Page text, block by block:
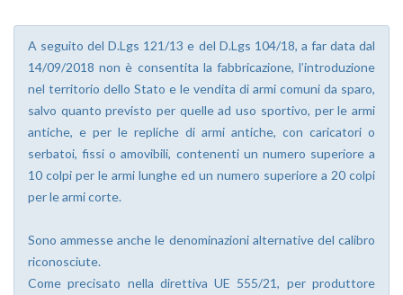
A seguito del D.Lgs 121/13 e del D.Lgs 104/18, a far data dal
14/09/2018 non è consentita la fabbricazione, l’introduzione
nel territorio dello Stato e le vendita di armi comuni da sparo,
salvo quanto previsto per quelle ad uso sportivo, per le armi
antiche, e per le repliche di armi antiche, con caricatori o
serbatoi, fissi o amovibili, contenenti un numero superiore a
10 colpi per le armi lunghe ed un numero superiore a 20 colpi
per le armi corte.
Sono ammesse anche le denominazioni alternative del calibro
riconosciute.
Come precisato nella direttiva UE 555/21, per produttore